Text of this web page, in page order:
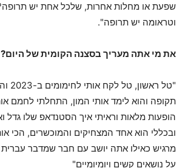
שפעת או מחלות אחרות, שלכל אחת יש
וטראומה יש תרופה".
את מי אתה מעריך בסצנה הקומית של היום?
"טל
תקופה והוא לימד אותי המון, התחלתי לחמם
הופעות מלאות וראיתי איך הסטנדאפ שלו גדל
ובכללי הוא אחד המצחיקים והמוכשרים, הכי
מרגיש כאילו אתה יושב עם חבר שמדבר עברית
על נושאים קשים ויומיומיים"